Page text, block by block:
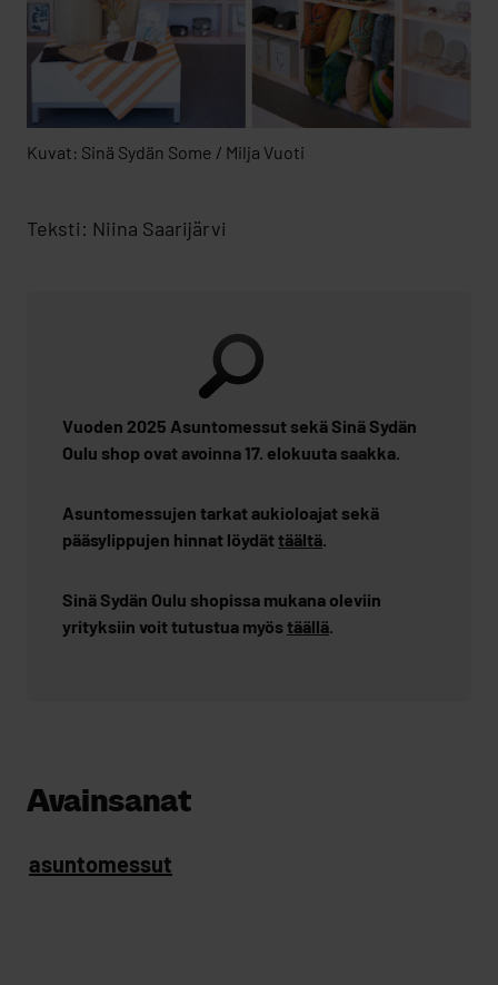
Kuvat: Sinä Sydän Some / Milja Vuoti
Teksti: Niina Saarijärvi
Vuoden 2025 Asuntomessut sekä Sinä Sydän
Oulu shop ovat avoinna 17. elokuuta saakka.
Asuntomessujen tarkat aukioloajat sekä
pääsylippujen hinnat löydättäältä.
Sinä Sydän Oulu shopissa mukana oleviin
yrityksiin voit tutustua myöstäällä.
Avainsanat
asuntomessut